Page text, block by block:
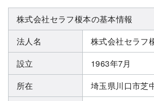
株式会社セラフ榎本の基本情報
法人名
株式会社セラフ
設立
1963年7月
所在
埼玉県川口市芝